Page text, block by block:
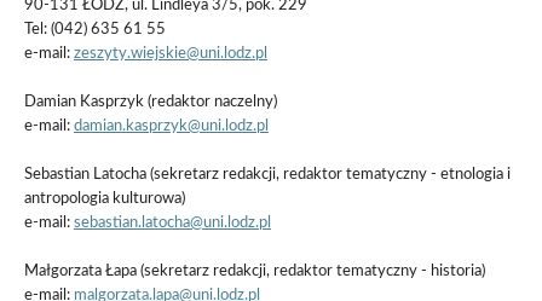
90-131 ŁÓDŹ, ul. Lindleya 3/5, pok. 229
Tel: (042) 635 61 55
e-mail: zeszyty.wiejskie@uni.lodz.pl
Damian Kasprzyk (redaktor naczelny)
e-mail: damian.kasprzyk@uni.lodz.pl
Sebastian Latocha (sekretarz redakcji, redaktor tematyczny - etnologia i
antropologia kulturowa)
e-mail: sebastian.latocha@uni.lodz.pl
Małgorzata Łapa (sekretarz redakcji, redaktor tematyczny - historia)
e-mail: malgorzata.lapa@uni.lodz.pl